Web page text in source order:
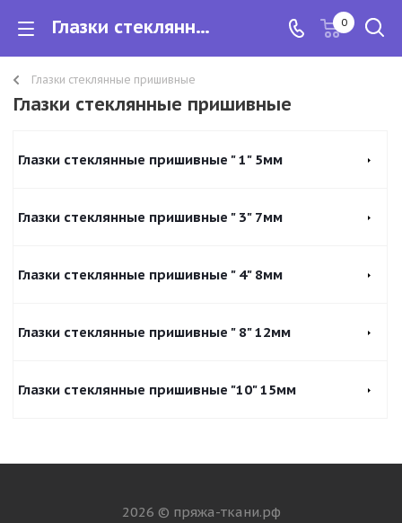
Глазки стеклянные пришивные 0
Глазки стеклянные пришивные
Глазки стеклянные пришивные
Глазки стеклянные пришивные " 1" 5мм
Глазки стеклянные пришивные " 3" 7мм
Глазки стеклянные пришивные " 4" 8мм
Глазки стеклянные пришивные " 8" 12мм
Глазки стеклянные пришивные "10" 15мм
2026 © пряжа-ткани.рф